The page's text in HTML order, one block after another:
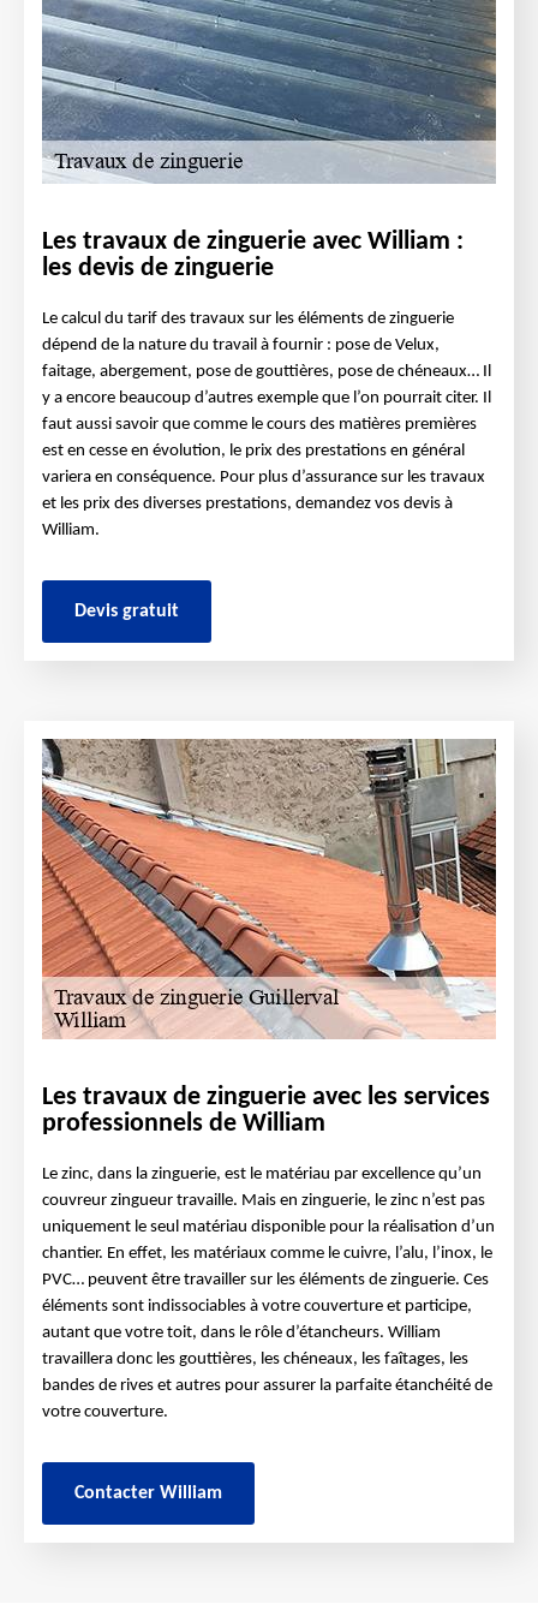
Les travaux de zinguerie avec William :
les devis de zinguerie
Le calcul du tarif des travaux sur les éléments de zinguerie
dépend de la nature du travail à fournir : pose de Velux,
faitage, abergement, pose de gouttières, pose de chéneaux… Il
y a encore beaucoup d’autres exemple que l’on pourrait citer. Il
faut aussi savoir que comme le cours des matières premières
est en cesse en évolution, le prix des prestations en général
variera en conséquence. Pour plus d’assurance sur les travaux
et les prix des diverses prestations, demandez vos devis à
William.
Devis gratuit
Les travaux de zinguerie avec les services
professionnels de William
Le zinc, dans la zinguerie, est le matériau par excellence qu’un
couvreur zingueur travaille. Mais en zinguerie, le zinc n’est pas
uniquement le seul matériau disponible pour la réalisation d’un
chantier. En effet, les matériaux comme le cuivre, l’alu, l’inox, le
PVC… peuvent être travailler sur les éléments de zinguerie. Ces
éléments sont indissociables à votre couverture et participe,
autant que votre toit, dans le rôle d’étancheurs. William
travaillera donc les gouttières, les chéneaux, les faîtages, les
bandes de rives et autres pour assurer la parfaite étanchéité de
votre couverture.
Contacter William